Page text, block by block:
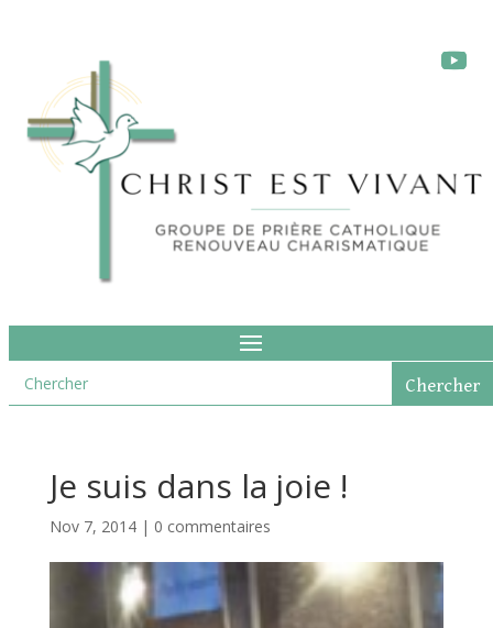
Je suis dans la joie !
Nov 7, 2014| 0 commentaires